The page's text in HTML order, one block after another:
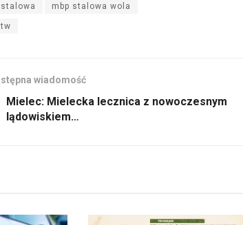
mbp stalowa wola
wiadomość
Mielec: Mielecka lecznica z nowoczesnym
lądowiskiem…